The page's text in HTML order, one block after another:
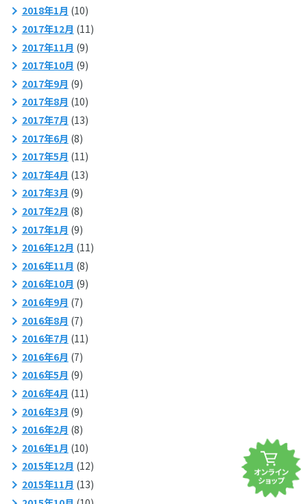
2018年1月 (10)
2017年12月 (11)
2017年11月 (9)
2017年10月 (9)
2017年9月 (9)
2017年8月 (10)
2017年7月 (13)
2017年6月 (8)
2017年5月 (11)
2017年4月 (13)
2017年3月 (9)
2017年2月 (8)
2017年1月 (9)
2016年12月 (11)
2016年11月 (8)
2016年10月 (9)
2016年9月 (7)
2016年8月 (7)
2016年7月 (11)
2016年6月 (7)
2016年5月 (9)
2016年4月 (11)
2016年3月 (9)
2016年2月 (8)
2016年1月 (10)
2015年12月 (12)
2015年11月 (13)